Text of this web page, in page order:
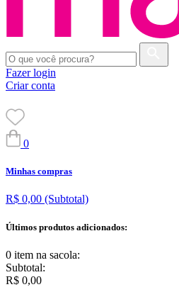
Fazer login
Criar conta
0
Minhas compras
R$ 0,00 (Subtotal)
Últimos produtos adicionados:
0 item na sacola:
Subtotal:
R$ 0,00